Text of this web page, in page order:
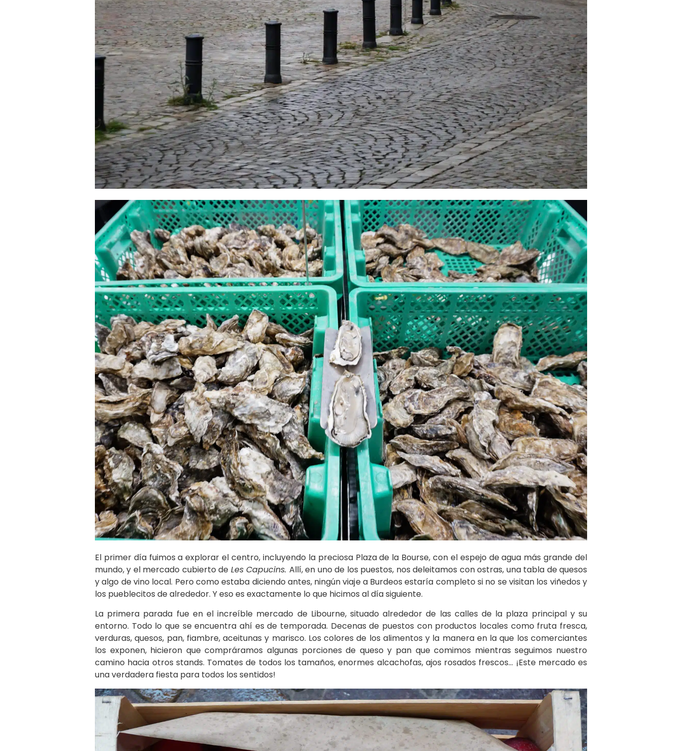
El primer día fuimos a explorar el centro, incluyendo la preciosa Plaza de la Bourse, con el espejo de agua más grande del
mundo, y el mercado cubierto de Les Capucins. Allí, en uno de los puestos, nos deleitamos con ostras, una tabla de quesos
y algo de vino local. Pero como estaba diciendo antes, ningún viaje a Burdeos estaría completo si no se visitan los viñedos y
los pueblecitos de alrededor. Y eso es exactamente lo que hicimos al día siguiente.
La primera parada fue en el increíble mercado de Libourne, situado alrededor de las calles de la plaza principal y su
entorno. Todo lo que se encuentra ahí es de temporada. Decenas de puestos con productos locales como fruta fresca,
verduras, quesos, pan, fiambre, aceitunas y marisco. Los colores de los alimentos y la manera en la que los comerciantes
los exponen, hicieron que compráramos algunas porciones de queso y pan que comimos mientras seguimos nuestro
camino hacia otros stands. Tomates de todos los tamaños, enormes alcachofas, ajos rosados frescos… ¡Este mercado es
una verdadera fiesta para todos los sentidos!